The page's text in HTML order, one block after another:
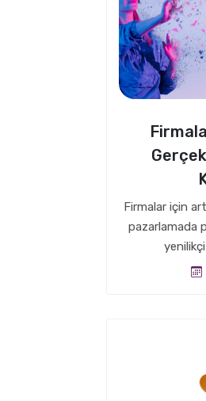
Firmalar için
pazarlamada